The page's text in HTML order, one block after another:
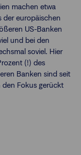
machen etwa
der europäischen
US-Banken
und bei den
soviel. Hier
(!) des
Banken sind seit
Fokus gerückt